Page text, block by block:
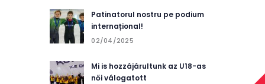
Patinatorul nostru pe podium
internațional!
02/04/2025
Mi is hozzájárultunk az U18-as
női válogatott